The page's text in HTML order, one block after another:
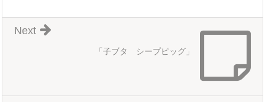
「子ブタ シープピッグ」
Next